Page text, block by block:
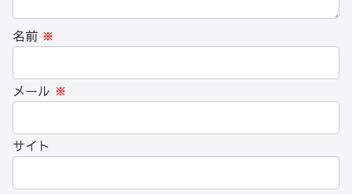
名前 ※
メール ※
サイト